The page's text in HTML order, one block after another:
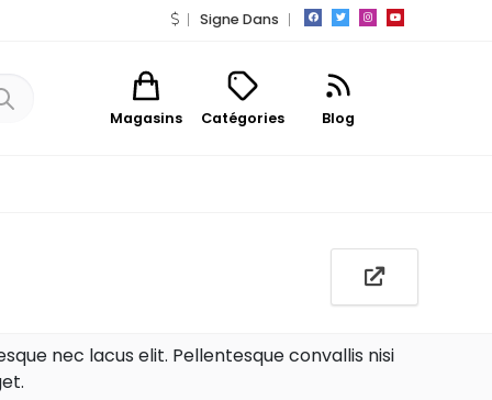
Signe Dans
Magasins Catégories Blog
nec lacus elit. Pellentesque convallis nisi